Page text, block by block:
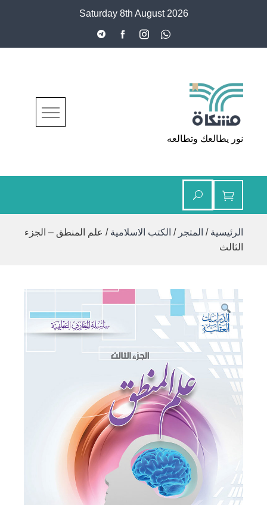
Saturday 8th August 2026
مشكاة
نور يطالعك وتطالعه
الرئيسية / المتجر / الكتب الاسلامية / علم المنطق – الجزء
الثالث